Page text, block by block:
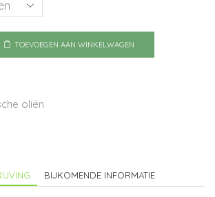
TOEVOEGEN AAN WINKELWAGEN
oliën
BIJKOMENDE INFORMATIE